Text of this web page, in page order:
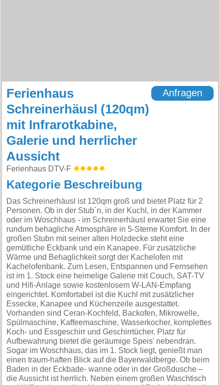
Ferienhaus
Schreinerhäusl (120qm)
mit Infrarotkabine,
Galerie und herrlicher
Aussicht
Ferienhaus DTV-F
Anfragen
Kategorie Beschreibung
Das Schreinerhäusl ist 120qm groß und bietet Platz für 2
Personen. Ob in der Stub´n, in der Kuchl, in der Kammer
oder im Woschhaus - im Schreinerhäusl erwartet Sie eine
rundum behagliche Atmosphäre in 5-Sterne Komfort. In der
großen Stubn mit seiner alten Holzdecke steht eine
gemütliche Eckbank und ein Kanapee. Für zusätzliche
Wärme und Behaglichkeit sorgt der Kachelofen mit
Kachelofenbank. Zum Lesen, Entspannen und Fernsehen
ist im 1. Stock eine heimelige Galerie mit Couch, SAT-TV
und Hifi-Anlage sowie kostenlosem W-LAN-Empfang
eingerichtet. Komfortabel ist die Kuchl mit zusätzlicher
Essecke, Kanapee und Küchenzeile ausgestattet.
Vorhanden sind Ceran-Kochfeld, Backofen, Mikrowelle,
Spülmaschine, Kaffeemaschine, Wasserkocher, komplettes
Koch- und Essgeschirr und Geschirrtücher. Platz für
Aufbewahrung bietet die geräumige Speis' nebendran.
Sogar im Woschhaus, das im 1. Stock liegt, genießt man
einen traum-haften Blick auf die Bayerwaldberge. Ob beim
Baden in der Eckbade- wanne oder in der Großdusche –
die Aussicht ist herrlich. Neben einem großen Waschtisch